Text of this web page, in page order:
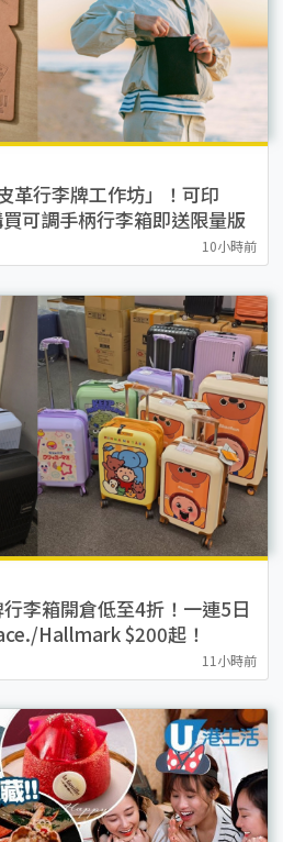
革行李牌工作坊」！可印
可調手柄行李箱即送限量版
10小時前
李箱開倉低至4折！一連5日
Hallmark $200起！
11小時前